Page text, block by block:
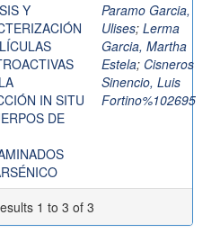
Y
IN SITU
DE
Paramo Garcia,
Ulises; Lerma
Garcia, Martha
Estela; Cisneros
Sinencio, Luis
Fortino%102695
1 to 3 of 3